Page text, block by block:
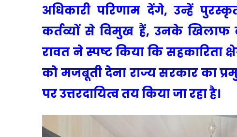
अधिकारी परिणाम देंगे, उन्हें
कर्तव्यों से विमुख हैं, उनके खिलाफ
रावत ने स्पष्ट किया कि सहकारिता
को मजबूती देना राज्य सरकार का
पर उत्तरदायित्व तय किया जा रहा है।